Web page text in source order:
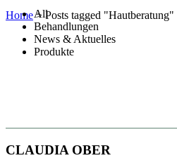
Home>Posts tagged "Hautberatung"
All
Behandlungen
News & Aktuelles
Produkte
CLAUDIA OBER